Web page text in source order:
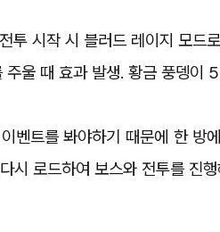
투 시작 시 블러드 레이지 모드
울 때 효과 발생. 황금 풍뎅이
벤트를 봐야하기 때문에 한 방
시 로드하여 보스와 전투를 진